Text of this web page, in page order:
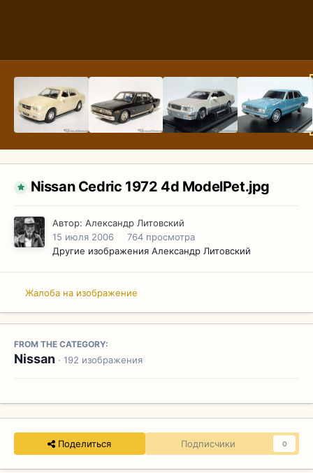
Nissan Cedric 1972 4d ModelPet.jpg
Автор: Александр Литовский
15 июля 2006
764 просмотра
Другие изображения Александр Литовский
Жалоба на изображение
FROM THE CATEGORY:
Nissan · 192 изображения
Поделиться Подписчики 0